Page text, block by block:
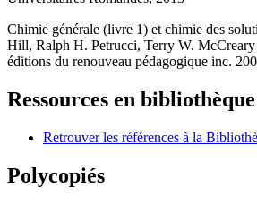
Chimie générale (livre 1) et chimie des
Hill, Ralph H. Petrucci, Terry W. McCreary
éditions du renouveau pédagogique inc.
Ressources en bibliothèque
Retrouver les références à la
Polycopiés